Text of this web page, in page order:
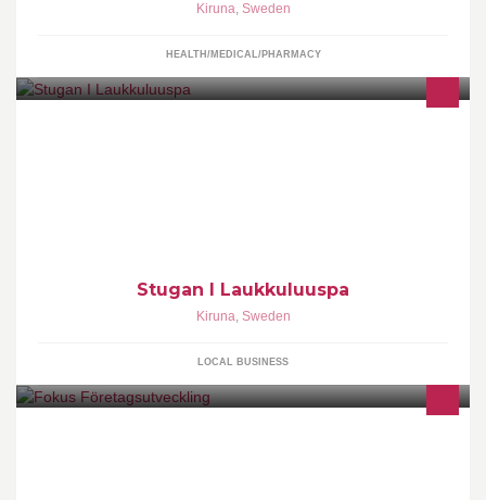
Kiruna, Sweden
HEALTH/MEDICAL/PHARMACY
Stugan I Laukkuluuspa
Kiruna, Sweden
LOCAL BUSINESS